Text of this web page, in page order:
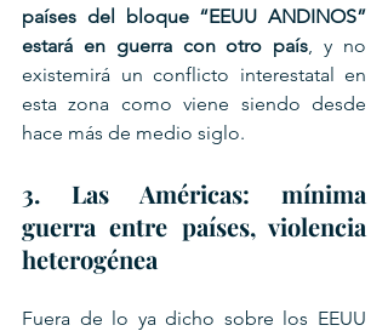
países del bloque “EEUU ANDINOS”
estará en guerra con otro país , y no
existemirá un conflicto interestatal en
esta zona como viene siendo desde
hace más de medio siglo.
3. Las Américas: mínima
guerra entre países, violencia
heterogénea
Fuera de lo ya dicho sobre los EEUU